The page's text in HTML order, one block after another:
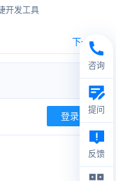
开发工具
下一篇
登录
咨询
提问
反馈